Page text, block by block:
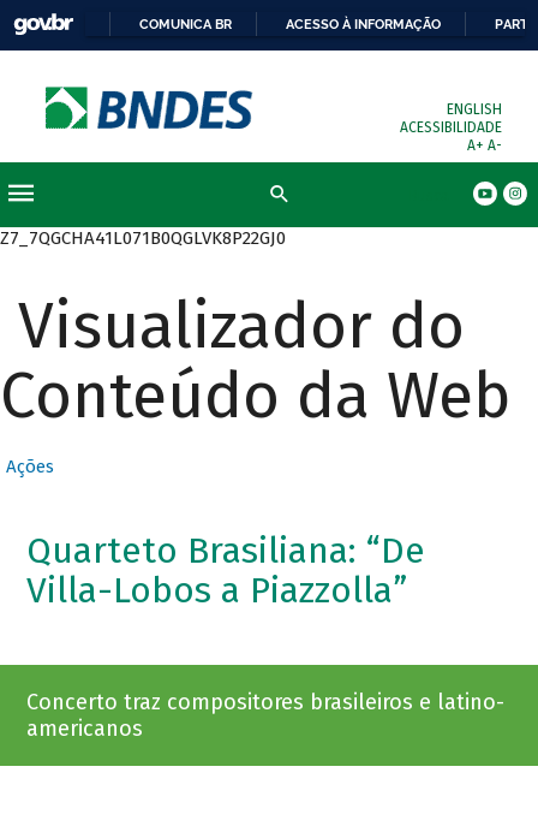
COMUNICA BR ACESSO À INFORMAÇÃO
ENGLISH
ACESSIBILIDADE
A+ A-
Z7_7QGCHA41L071B0QGLVK8P22GJ0
Visualizador do
Conteúdo da Web
Ações
Quarteto Brasiliana: “De
Villa-Lobos a Piazzolla”
Concerto traz compositores brasileiros e latino-
americanos